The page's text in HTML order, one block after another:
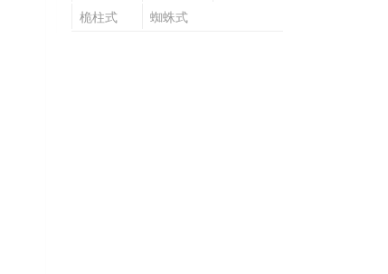
高空作
业平台
高空作
业平台
桅柱式
蜘蛛式